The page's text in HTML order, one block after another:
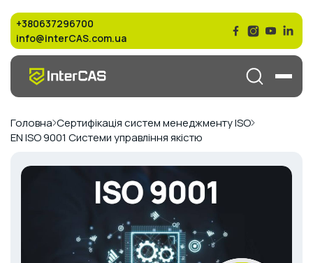
+380637296700
info@interCAS.com.ua
Головна Сертифікація систем менеджменту ISO
EN ISO 9001 Системи управління якістю